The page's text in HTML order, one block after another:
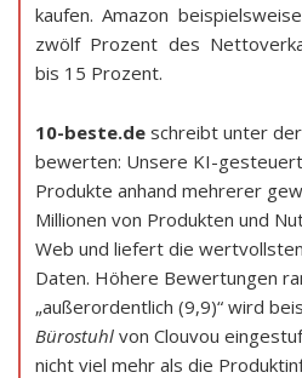
kaufen. Amazon
zwölf Prozent des
bis 15 Prozent.
10-beste.de schreibt unter
bewerten: Unsere KI-
Produkte anhand mehrerer
Millionen von Produkten und
Web und liefert die
Daten. Höhere Bewertungen
„außerordentlich (9,9)“ wird
Bürostuhl von Clouvou
nicht viel mehr als die